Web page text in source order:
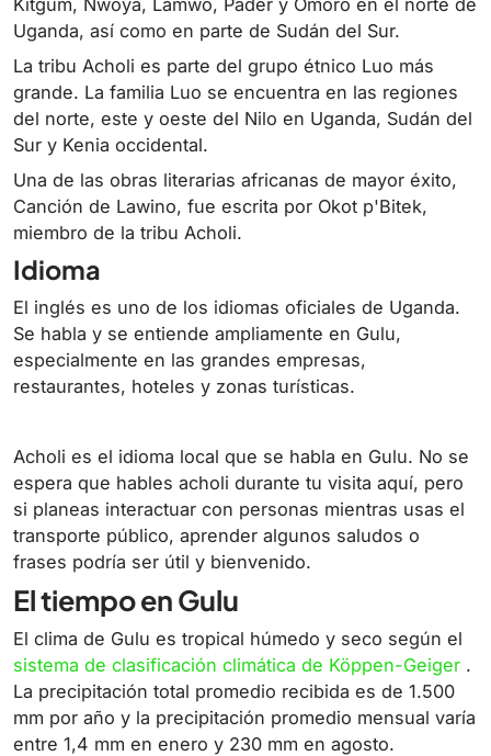
Uganda, así como en parte de Sudán del Sur.
La tribu Acholi es parte del grupo étnico Luo más
grande. La familia Luo se encuentra en las regiones
del norte, este y oeste del Nilo en Uganda, Sudán del
Sur y Kenia occidental.
Una de las obras literarias africanas de mayor éxito,
Canción de Lawino, fue escrita por Okot p'Bitek,
miembro de la tribu Acholi.
Idioma
El inglés es uno de los idiomas oficiales de Uganda.
Se habla y se entiende ampliamente en Gulu,
especialmente en las grandes empresas,
restaurantes, hoteles y zonas turísticas.
Acholi es el idioma local que se habla en Gulu. No se
espera que hables acholi durante tu visita aquí, pero
si planeas interactuar con personas mientras usas el
transporte público, aprender algunos saludos o
frases podría ser útil y bienvenido.
El tiempo en Gulu
El clima de Gulu es tropical húmedo y seco según el
sistema de clasificación climática de Köppen-Geiger .
La precipitación total promedio recibida es de 1.500
mm por año y la precipitación promedio mensual varía
entre 1,4 mm en enero y 230 mm en agosto.